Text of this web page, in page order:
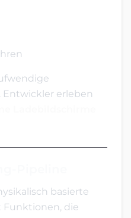
Entwickler erleben
basierte
Funktionen, die